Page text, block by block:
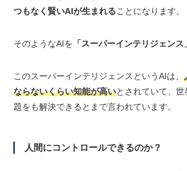
つもなく賢いAIが生まれることになります。
そのようなAIを 「スーパーインテリジェンス
このスーパーインテリジェンスというAIは、
ならないくらい知能が高いとされていて、
題をも解決できるとまで言われています。
人間にコントロールできるのか？